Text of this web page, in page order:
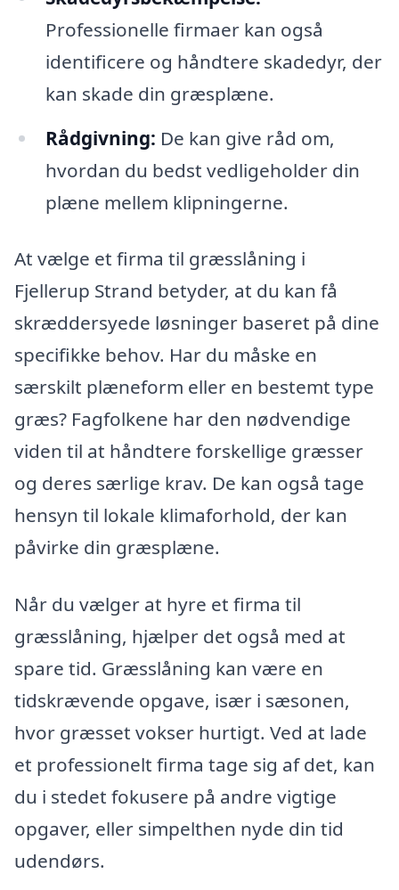
Professionelle firmaer kan også
identificere og håndtere skadedyr, der
kan skade din græsplæne.
Rådgivning: De kan give råd om,
hvordan du bedst vedligeholder din
plæne mellem klipningerne.
At vælge et firma til græsslåning i
Fjellerup Strand betyder, at du kan få
skræddersyede løsninger baseret på dine
specifikke behov. Har du måske en
særskilt plæneform eller en bestemt type
græs? Fagfolkene har den nødvendige
viden til at håndtere forskellige græsser
og deres særlige krav. De kan også tage
hensyn til lokale klimaforhold, der kan
påvirke din græsplæne.
Når du vælger at hyre et firma til
græsslåning, hjælper det også med at
spare tid. Græsslåning kan være en
tidskrævende opgave, især i sæsonen,
hvor græsset vokser hurtigt. Ved at lade
et professionelt firma tage sig af det, kan
du i stedet fokusere på andre vigtige
opgaver, eller simpelthen nyde din tid
udendørs.